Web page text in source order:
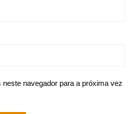
neste navegador para a próxima vez